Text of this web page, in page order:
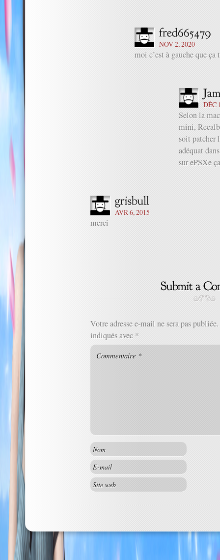
NOV 2, 2020
moi c’est à gauche que ça
DÉC
Selon la
mini,
soit patcher
adéquat
sur ePSXe
AVR 6, 2015
merci
Votre adresse e-mail ne sera pas publiée.
indiqués avec *